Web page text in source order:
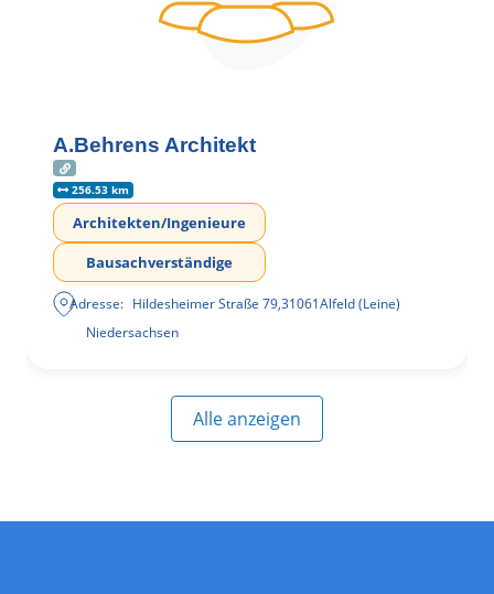
A.Behrens Architekt
256.53 km
Architekten/Ingenieure
Bausachverständige
Adresse: Hildesheimer Straße 79,31061Alfeld (Leine)
Niedersachsen
Alle anzeigen